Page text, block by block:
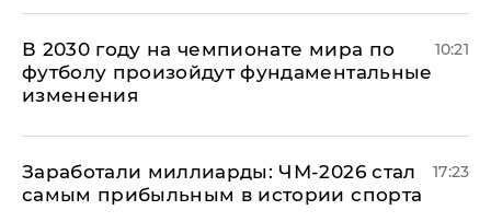
В 2030 году на чемпионате мира по
футболу произойдут фундаментальные
изменения
10:21
Заработали миллиарды: ЧМ-2026 стал
самым прибыльным в истории спорта
17:23